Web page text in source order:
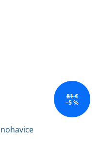
81 €
–5 %
nohavice